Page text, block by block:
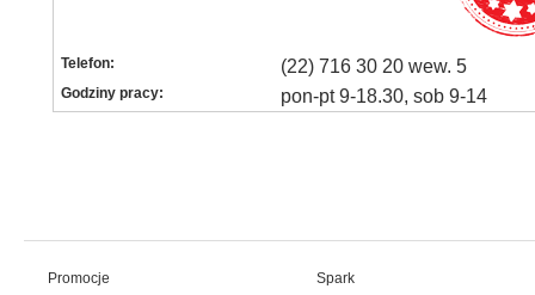
Telefon: (22) 716 30 20 wew. 5
Godziny pracy: pon-pt 9-18.30, sob 9-14
Promocje
Spark